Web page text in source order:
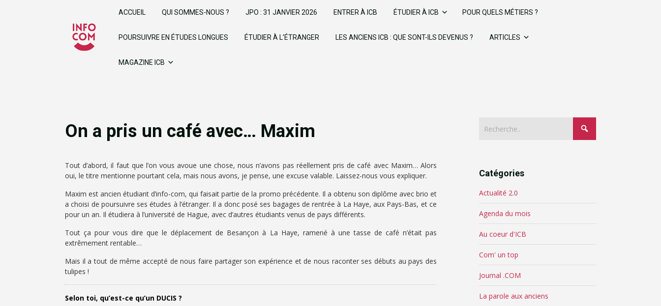
ACCUEIL QUI SOMMES-NOUS ? JPO : 31 JANVIER 2026 ENTRER À ICB ÉTUDIER À ICB POUR QUELS MÉTIERS ?
POURSUIVRE EN ÉTUDES LONGUES ÉTUDIER À L’ÉTRANGER LES ANCIENS ICB : QUE SONT-ILS DEVENUS ? ARTICLES
MAGAZINE ICB
On a pris un café avec… Maxim
Tout d’abord, il faut que l’on vous avoue une chose, nous n’avons pas réellement pris de café avec Maxim… Alors
oui, le titre mentionne pourtant cela, mais nous avons, je pense, une excuse valable. Laissez-nous vous expliquer.
Maxim est ancien étudiant d’info-com, qui faisait partie de la promo précédente. Il a obtenu son diplôme avec brio et
a choisi de poursuivre ses études à l’étranger. Il a donc posé ses bagages de rentrée à La Haye, aux Pays-Bas, et ce
pour un an. Il étudiera à l’université de Hague, avec d’autres étudiants venus de pays différents.
Tout ça pour vous dire que le déplacement de Besançon à La Haye, ramené à une tasse de café n’était pas
extrêmement rentable…
Mais il a tout de même accepté de nous faire partager son expérience et de nous raconter ses débuts au pays des
tulipes !
Selon toi, qu’est-ce qu’un DUCIS ?
Catégories
Actualité 2.0
Agenda du mois
Au coeur d'ICB
Com' un top
Journal .COM
La parole aux anciens